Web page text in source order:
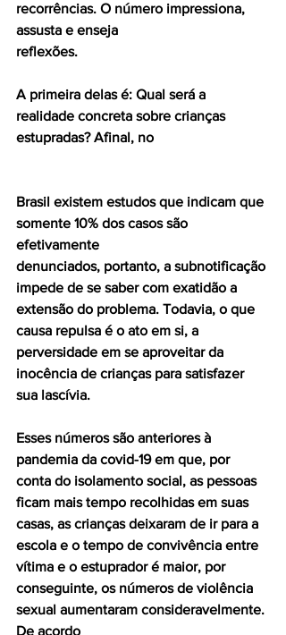
recorrências. O número impressiona,
assusta e enseja
reflexões.
A primeira delas é: Qual será a
realidade concreta sobre crianças
estupradas? Afinal, no
Brasil existem estudos que indicam que
somente 10% dos casos são
efetivamente
denunciados, portanto, a subnotificação
impede de se saber com exatidão a
extensão do problema. Todavia, o que
causa repulsa é o ato em si, a
perversidade em se aproveitar da
inocência de crianças para satisfazer
sua lascívia.
Esses números são anteriores à
pandemia da covid-19 em que, por
conta do isolamento social, as pessoas
ficam mais tempo recolhidas em suas
casas, as crianças deixaram de ir para a
escola e o tempo de convivência entre
vítima e o estuprador é maior, por
conseguinte, os números de violência
sexual aumentaram consideravelmente.
De acordo